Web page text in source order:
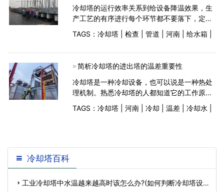
冷却塔的运行效率关系到给设备降温效果，生
产工艺的有序进行每个环节都不要落下，定期
的检查非常的主要，有效的避免故障的产生，
延长冷却塔使用寿命这些都是实在的，下面给
TAGS： 冷却塔| 检查 管道 河南| 给水箱|
简析冷却塔的进出塔的温差重要性
冷却塔是一种冷却设备，也可以说是一种热处
理机制。熟悉冷却塔的人都知道它的工作原理
是，利用塔中工业冷却水的作用，吸收在工业
生产过程中产生的废热，在接触大气后将这些
TAGS： 冷却塔| 河南| 冷却 温差| 冷却水
冷却塔百科
工业冷却塔中水温越来越高时该怎么办?(如何判断冷却塔设